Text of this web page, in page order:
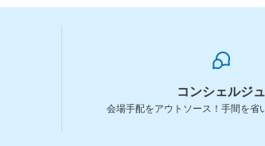
コンシェルジュ
会場手配をアウトソース！手間を省